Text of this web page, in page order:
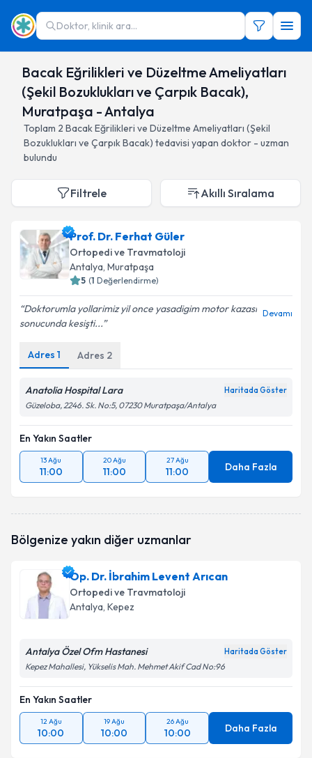
Doktor, klinik ara...
Bacak Eğrilikleri ve Düzeltme Ameliyatları
(Şekil Bozuklukları ve Çarpık Bacak),
Muratpaşa - Antalya
Toplam 2 Bacak Eğrilikleri ve Düzeltme Ameliyatları (Şekil
Bozuklukları ve Çarpık Bacak) tedavisi yapan doktor - uzman
bulundu
Filtrele Akıllı Sıralama
Prof. Dr. Ferhat Güler
Ortopedi ve Travmatoloji
Antalya, Muratpaşa
5 (1 Değerlendirme)
Doktorumla yollarimiz yil once yasadigim motor kazasi
sonucunda kesişti...
Devamı
Adres 1 Adres 2
Anatolia Hospital Lara Haritada Göster
Güzeloba, 2246. Sk. No:5, 07230 Muratpaşa/Antalya
En Yakın Saatler
13 Ağu
11:00
20 Ağu
11:00
27 Ağu
11:00 Daha Fazla
Bölgenize yakın diğer uzmanlar
Op. Dr. İbrahim Levent Arıcan
Ortopedi ve Travmatoloji
Antalya, Kepez
Antalya Özel Ofm Hastanesi Haritada Göster
Kepez Mahallesi, Yükselis Mah. Mehmet Akif Cad No:96
En Yakın Saatler
12 Ağu
10:00
19 Ağu
10:00
26 Ağu
10:00 Daha Fazla